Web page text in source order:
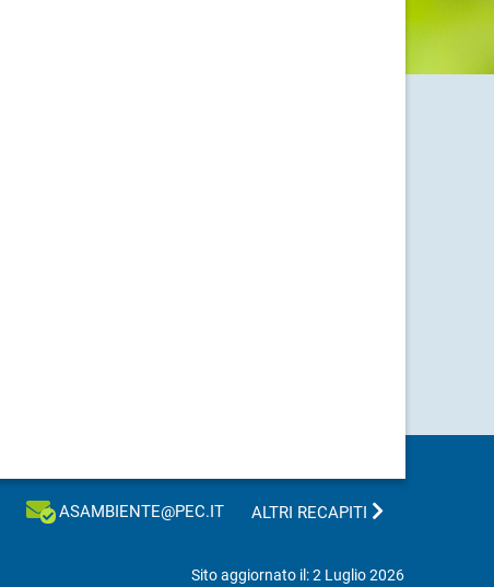
ASAMBIENTE@PEC.IT ALTRI RECAPITI
Sito aggiornato il: 2 Luglio 2026